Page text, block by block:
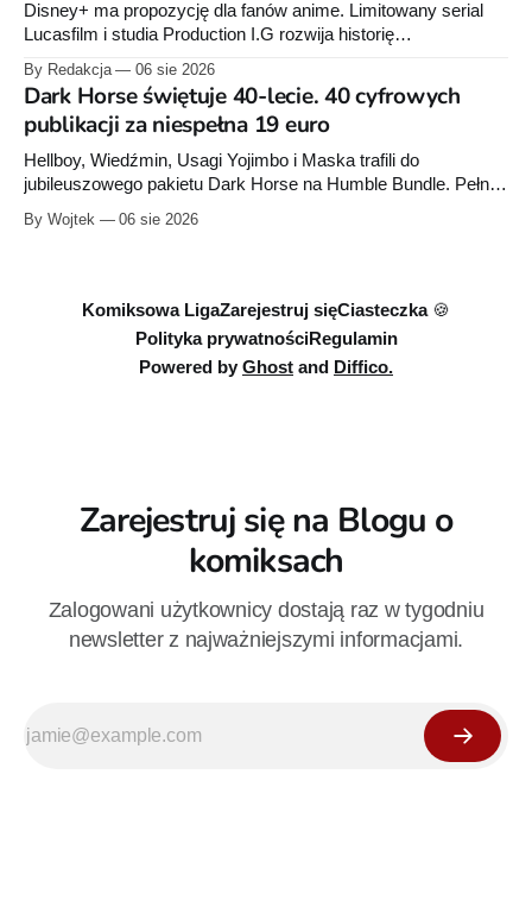
Disney+ ma propozycję dla fanów anime. Limitowany serial
Lucasfilm i studia Production I.G rozwija historię
zapoczątkowaną w krótkometrażówkach „Dziewiąty Jedi”
oraz „Dziewiąty Jedi: Dziecko nadziei" z serii „Gwiezdne
wojny: Wizje”. Wszystkie osiem odcinków jest już dostępnych
w Disney+.
By Redakcja 06 sie 2026
Dark Horse świętuje 40-lecie. 40 cyfrowych
publikacji za niespełna 19 euro
Hellboy, Wiedźmin, Usagi Yojimbo i Maska trafili do
jubileuszowego pakietu Dark Horse na Humble Bundle. Pełny
zestaw obejmuje 40 cyfrowych publikacji i kosztuje 18,71
euro. Oferta kończy się 13 sierpnia.
By Wojtek 06 sie 2026
Komiksowa LigaZarejestruj sięCiasteczka 🍪
Polityka prywatnościRegulamin
Powered by Ghost and Diffico.
Zarejestruj się na Blogu o
komiksach
Zalogowani użytkownicy dostają raz w tygodniu
newsletter z najważniejszymi informacjami.